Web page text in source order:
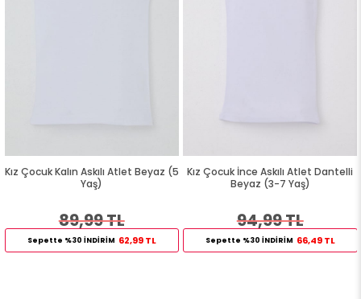
Kız Çocuk Kalın Askılı Atlet Beyaz (5
Yaş)
89,99 TL
Sepette %30 İNDİRİM 62,99 TL
Kız Çocuk İnce Askılı Atlet Dantelli
Beyaz (3-7 Yaş)
94,99 TL
Sepette %30 İNDİRİM 66,49 TL